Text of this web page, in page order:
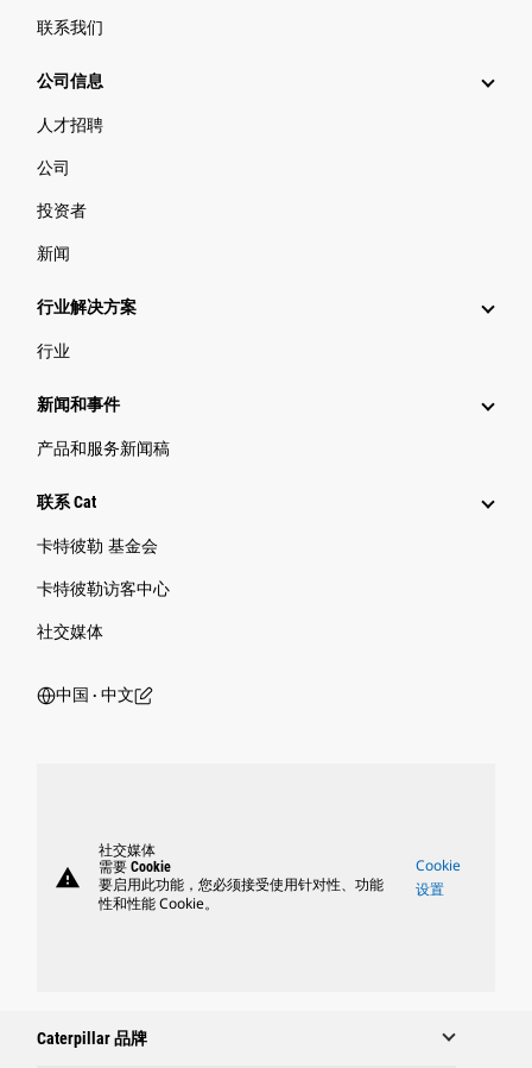
联系我们
公司信息
人才招聘
公司
投资者
新闻
行业解决方案
行业
新闻和事件
产品和服务新闻稿
联系 Cat
卡特彼勒 基金会
卡特彼勒访客中心
社交媒体
中国 ‧ 中文
warning
社交媒体
需要 Cookie
要启用此功能，您必须接受使用针对性、功能
性和性能 Cookie。
Cookie
设置
Caterpillar 品牌